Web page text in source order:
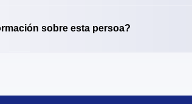
sobre esta persoa?